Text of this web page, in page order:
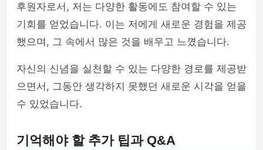
후원자로서, 저는 다양한 활동에도 참여할 수 있는
기회를 얻었습니다. 이는 저에게 새로운 경험을 제공
했으며, 그 속에서 많은 것을 배우고 느꼈습니다.
자신의 신념을 실천할 수 있는 다양한 경로를 제공받
으면서, 그동안 생각하지 못했던 새로운 시각을 얻을
수 있었습니다.
기억해야 할 추가 팁과 Q&A